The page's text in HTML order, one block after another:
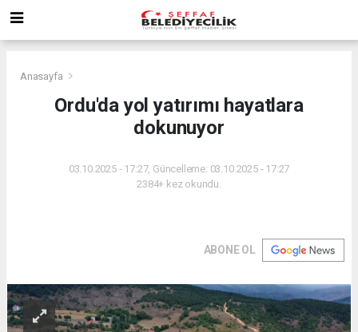
Anasayfa
Ordu'da yol yatırımı hayatlara
dokunuyor
03.10.2025 - 17:27, Güncelleme: 03.10.2025 - 17:27
2384+ kez okundu.
ABONE OL